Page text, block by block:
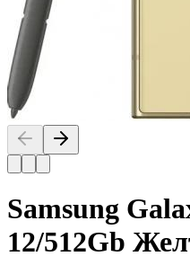
Samsung
12/512Gb